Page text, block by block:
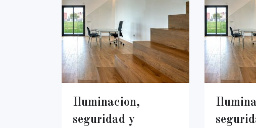
Iluminacion,
seguridad y